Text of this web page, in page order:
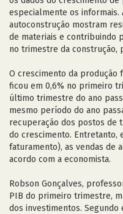
especialmente os informais.
autoconstrução mostram
de materiais e contribuindo
no trimestre da construção,
O crescimento da produção
ficou em 0,6% no primeiro
último trimestre do ano
mesmo período do ano
recuperação dos postos de
do crescimento. Entretanto,
faturamento), as vendas de
acordo com a economista.
Robson Gonçalves,
PIB do primeiro trimestre,
dos investimentos.